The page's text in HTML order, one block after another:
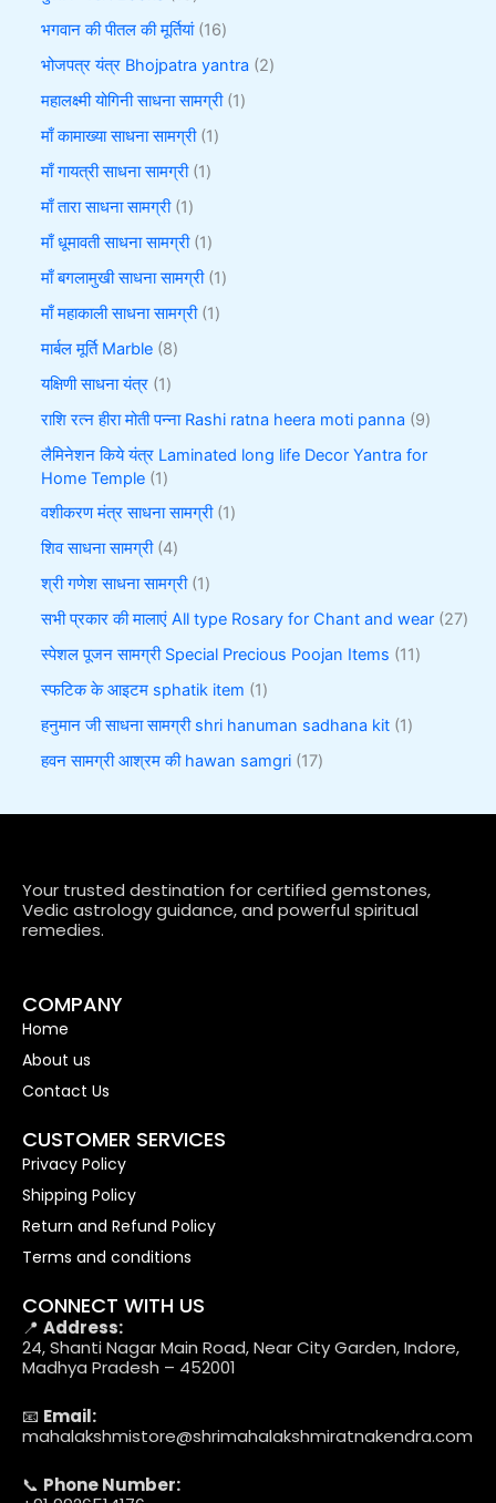
भगवान की पीतल की मूर्तियां 16
भोजपत्र यंत्र Bhojpatra yantra 2
महालक्ष्मी योगिनी साधना सामग्री 1
माँ कामाख्या साधना सामग्री 1
माँ गायत्री साधना सामग्री 1
माँ तारा साधना सामग्री 1
माँ धूमावती साधना सामग्री 1
माँ बगलामुखी साधना सामग्री 1
माँ महाकाली साधना सामग्री 1
मार्बल मूर्ति Marble 8
यक्षिणी साधना यंत्र 1
राशि रत्न हीरा मोती पन्ना Rashi ratna heera moti panna 9
लैमिनेशन किये यंत्र Laminated long life Decor Yantra for
Home Temple 1
वशीकरण मंत्र साधना सामग्री 1
शिव साधना सामग्री 4
श्री गणेश साधना सामग्री 1
सभी प्रकार की मालाएं All type Rosary for Chant and wear 27
स्पेशल पूजन सामग्री Special Precious Poojan Items 11
स्फटिक के आइटम sphatik item 1
हनुमान जी साधना सामग्री shri hanuman sadhana kit 1
हवन सामग्री आश्रम की hawan samgri 17
Your trusted destination for certified gemstones,
Vedic astrology guidance, and powerful spiritual
remedies.
COMPANY
Home
About us
Contact Us
CUSTOMER SERVICES
Privacy Policy
Shipping Policy
Return and Refund Policy
Terms and conditions
CONNECT WITH US
📍 Address:
24, Shanti Nagar Main Road, Near City Garden, Indore,
Madhya Pradesh – 452001
📧 Email:
mahalakshmistore@shrimahalakshmiratnakendra.com
📞 Phone Number: